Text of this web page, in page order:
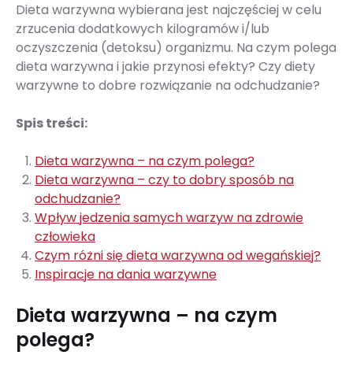
Dieta warzywna wybierana jest najczęściej w celu
zrzucenia dodatkowych kilogramów i/lub
oczyszczenia (detoksu) organizmu. Na czym polega
dieta warzywna i jakie przynosi efekty? Czy diety
warzywne to dobre rozwiązanie na odchudzanie?
Spis treści:
Dieta warzywna – na czym polega?
Dieta warzywna – czy to dobry sposób na
odchudzanie?
Wpływ jedzenia samych warzyw na zdrowie
człowieka
Czym różni się dieta warzywna od wegańskiej?
Inspiracje na dania warzywne
Dieta warzywna – na czym
polega?